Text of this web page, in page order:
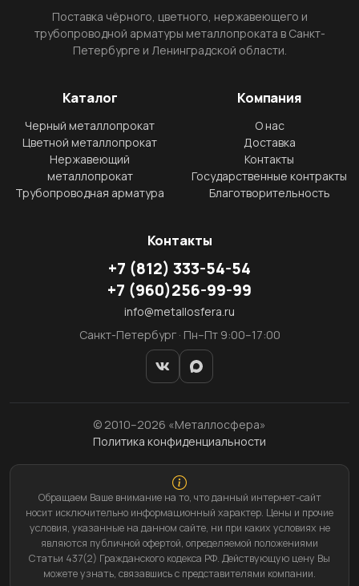
Поставка чёрного, цветного, нержавеющего и
трубопроводной арматуры металлопроката в Санкт-
Петербурге и Ленинградской области.
Каталог
Черный металлопрокат
Цветной металлопрокат
Нержавеющий
металлопрокат
Трубопроводная арматура
Компания
О нас
Доставка
Контакты
Государственные контракты
Благотворительность
Контакты
+7 (812) 333-54-54
+7 (960)256-99-99
info@metallosfera.ru
Санкт-Петербург · Пн–Пт 9:00–17:00
© 2010–2026 «Металлосфера»
Политика конфиденциальности
Обращаем Ваше внимание на то, что данный интернет-сайт
носит исключительно информационный характер. Цены и прочие
условия, указанные на данном сайте, ни при каких условиях не
являются публичной офертой, определяемой положениями
Статьи 437(2) Гражданского кодекса РФ. Действующую цену Вы
можете узнать, связавшись с представителями компании.